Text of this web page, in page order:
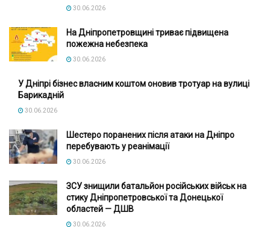
30.06.2026
На Дніпропетровщині триває підвищена
пожежна небезпека
30.06.2026
У Дніпрі бізнес власним коштом оновив тротуар на вулиці
Барикадній
30.06.2026
Шестеро поранених після атаки на Дніпро
перебувають у реанімації
30.06.2026
ЗСУ знищили батальйон російських військ на
стику Дніпропетровської та Донецької
областей — ДШВ
30.06.2026